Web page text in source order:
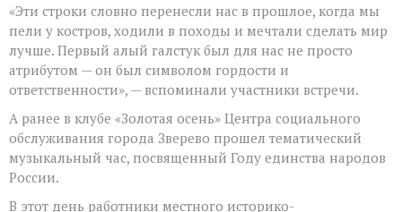
«Эти строки словно перенесли нас в прошлое, когда мы
пели у костров, ходили в походы и мечтали сделать мир
лучше. Первый алый галстук был для нас не просто
атрибутом — он был символом гордости и
ответственности», — вспоминали участники встречи.
А ранее в клубе «Золотая осень» Центра социального
обслуживания города Зверево прошел тематический
музыкальный час, посвященный Году единства народов
России.
В этот день работники местного историко-